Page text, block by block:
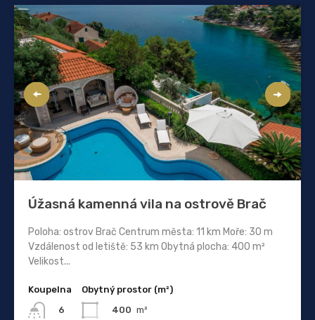
Úžasná kamenná vila na ostrově Brač
Poloha: ostrov Brač Centrum města: 11 km Moře: 30 m
Vzdálenost od letiště: 53 km Obytná plocha: 400 m²
Velikost...
Koupelna
6
Obytný prostor (m²)
400 m²